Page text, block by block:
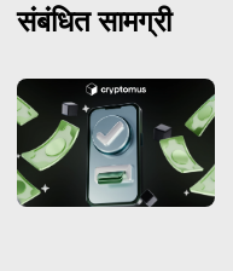
संबंधित सामग्री